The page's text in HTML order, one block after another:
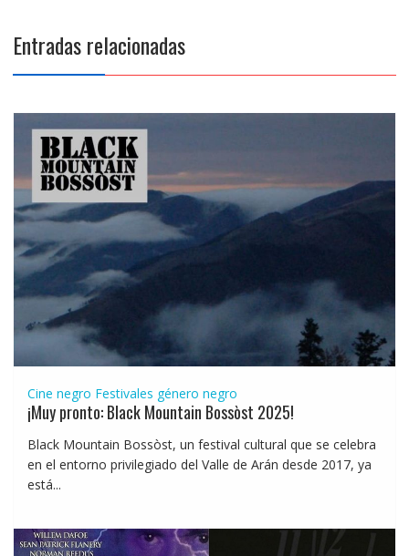
Entradas relacionadas
Cine negro Festivales género negro
¡Muy pronto: Black Mountain Bossòst 2025!
Black Mountain Bossòst, un festival cultural que se celebra
en el entorno privilegiado del Valle de Arán desde 2017, ya
está...